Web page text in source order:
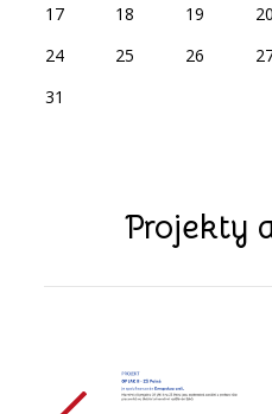
17
18 19 20
24
25 26
31
Projekty